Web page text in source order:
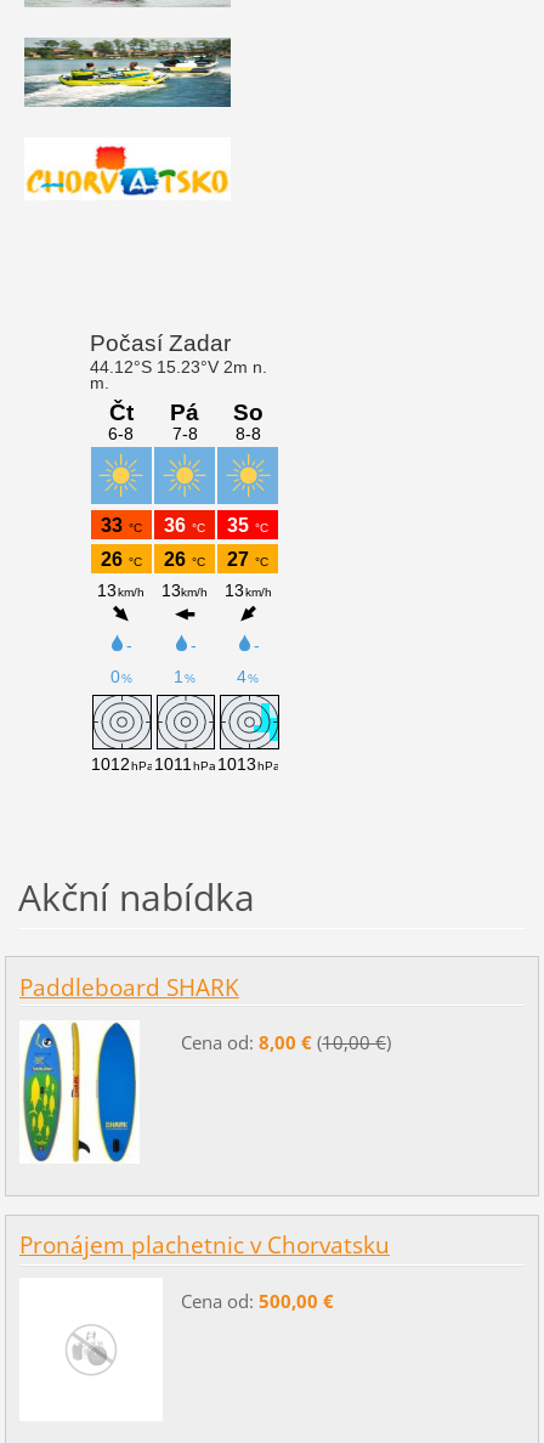
Akční nabídka
Paddleboard SHARK
Cena od: 8,00 €(10,00 €)
Pronájem plachetnic v Chorvatsku
Cena od: 500,00 €